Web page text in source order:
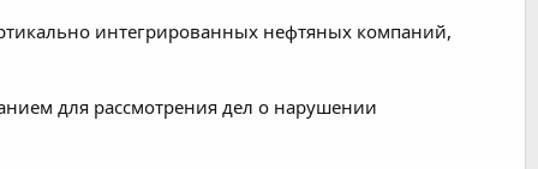
интегрированных нефтяных компаний,
для рассмотрения дел о нарушении